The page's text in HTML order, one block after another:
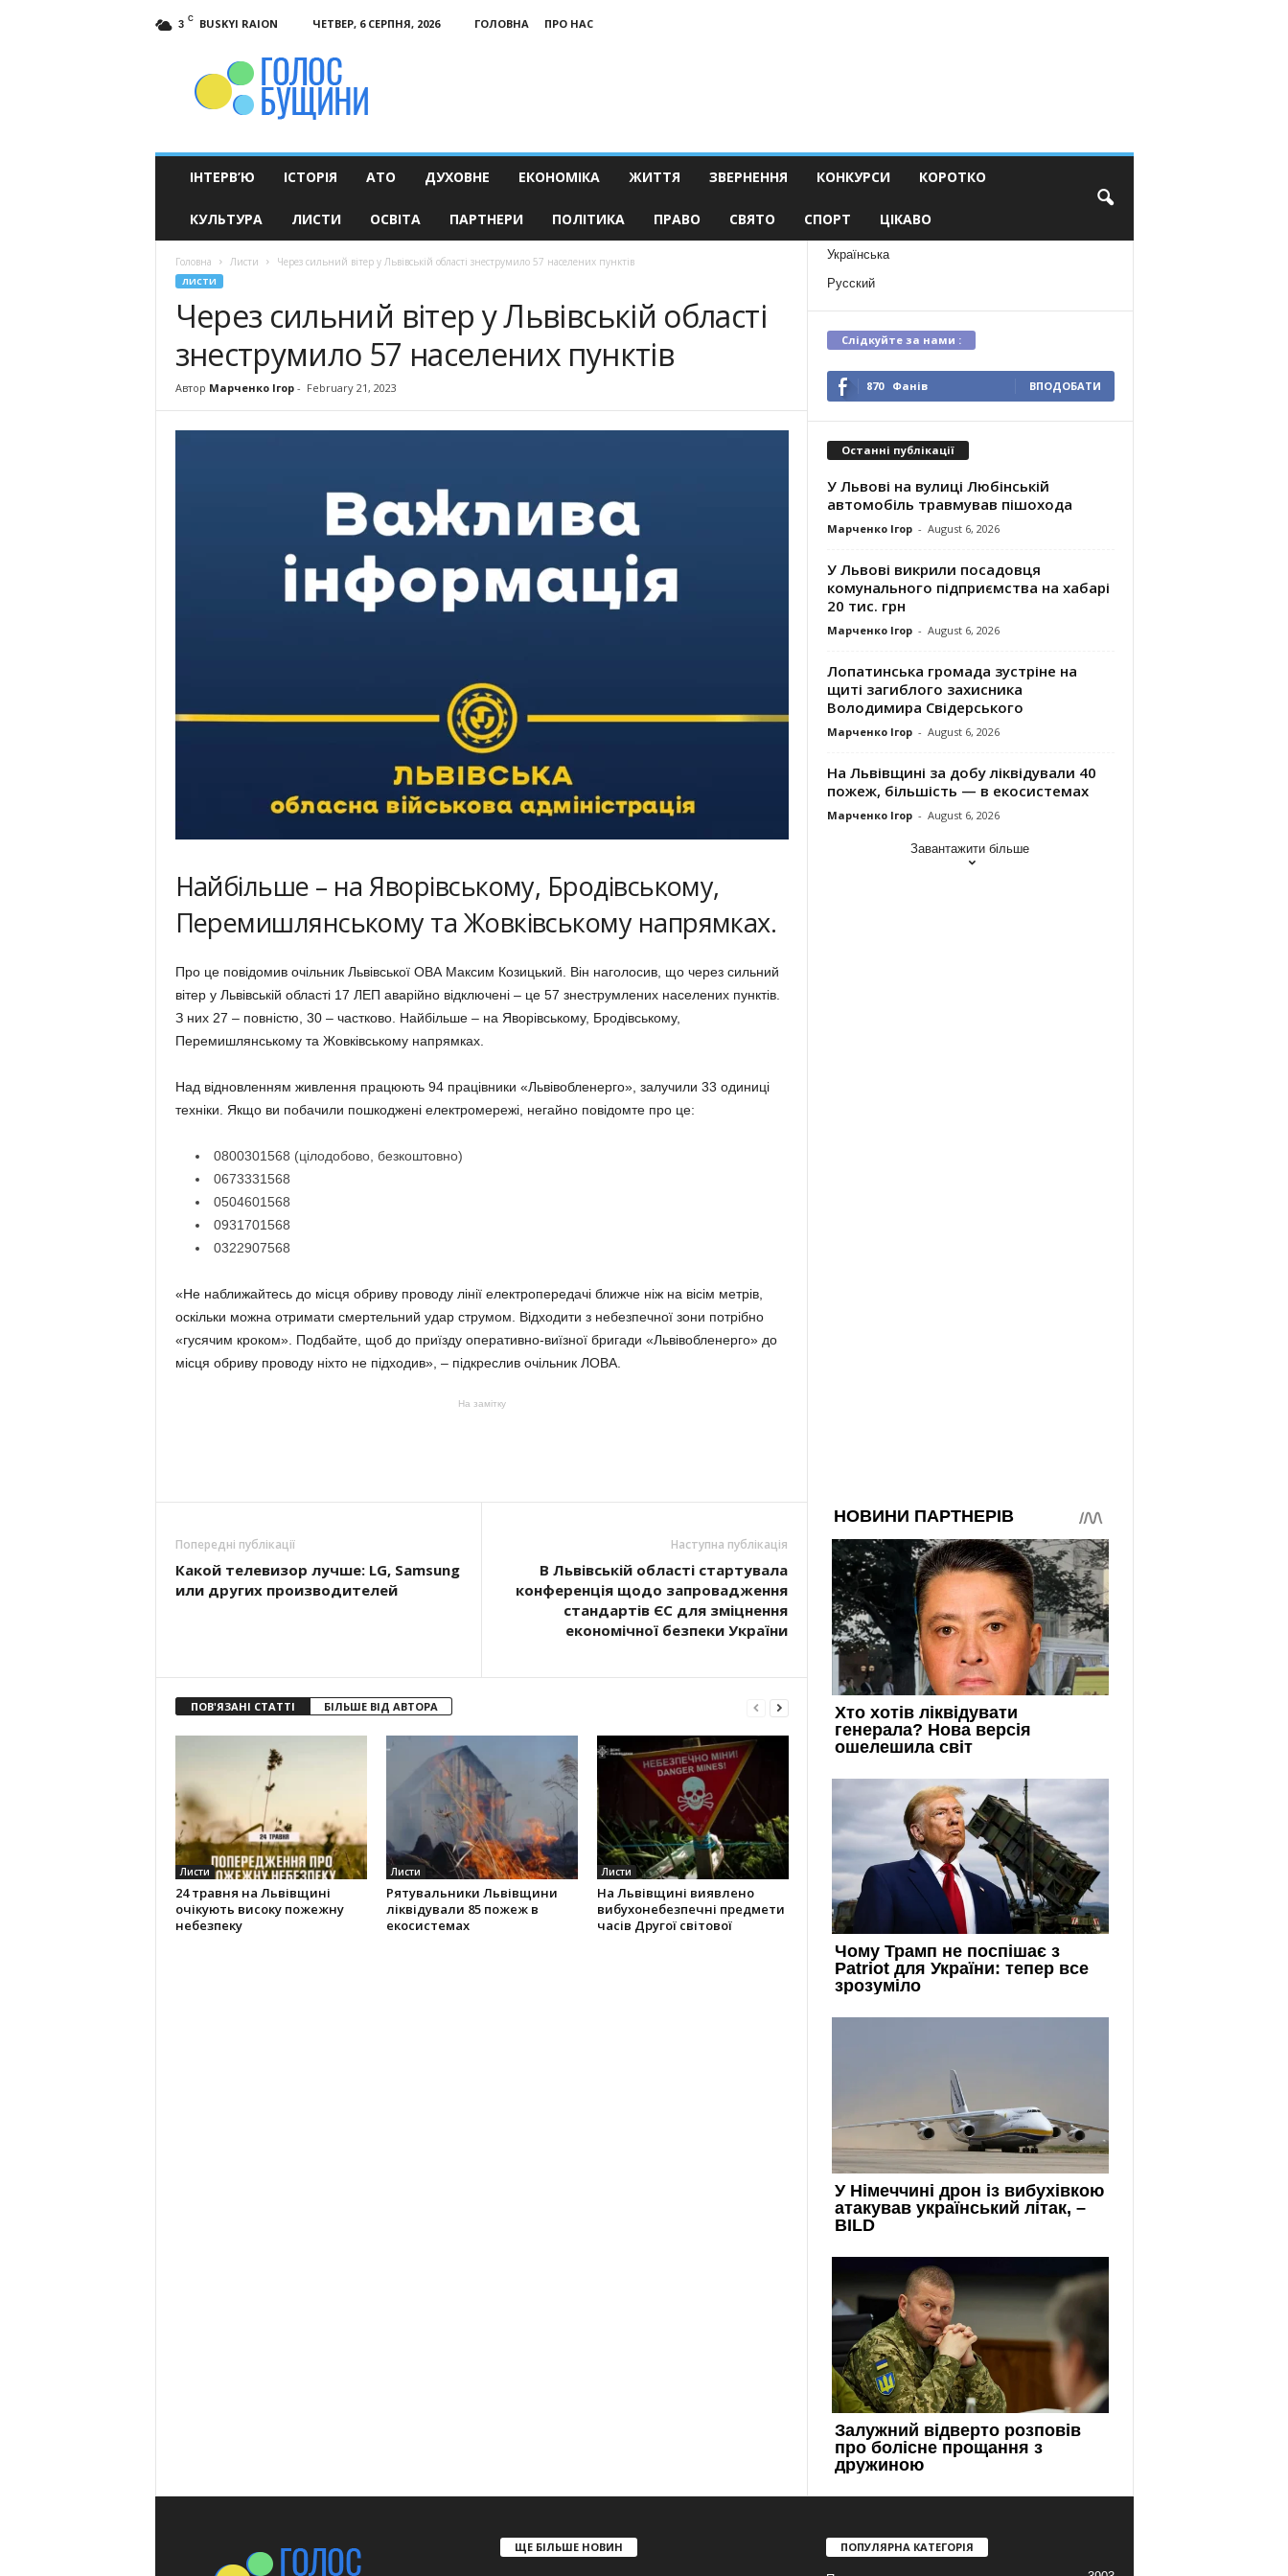
3 C BUSKYI RAION ЧЕТВЕР, 6 СЕРПНЯ, 2026 ГОЛОВНА
ПРО НАС
ІНТЕРВ’Ю ІСТОРІЯ АТО ДУХОВНЕ ЕКОНОМІКА ЖИТТЯ ЗВЕРНЕННЯ КОНКУРСИ КОРОТКО
КУЛЬТУРА ЛИСТИ ОСВІТА ПАРТНЕРИ ПОЛІТИКА ПРАВО СВЯТО СПОРТ ЦІКАВО
Головна Листи Через сильний вітер у Львівській області знеструмило 57 населених пунктів
ЛИСТИ
Через сильний вітер у Львівській області
знеструмило 57 населених пунктів
Автор Марченко Ігор- February 21, 2023
Найбільше – на Яворівському, Бродівському,
Перемишлянському та Жовківському напрямках.
Про це повідомив очільник Львівської ОВА Максим Козицький. Він наголосив, що через сильний
вітер у Львівській області 17 ЛЕП аварійно відключені – це 57 знеструмлених населених пунктів.
З них 27 – повністю, 30 – частково. Найбільше – на Яворівському, Бродівському,
Перемишлянському та Жовківському напрямках.
Над відновленням живлення працюють 94 працівники «Львівобленерго», залучили 33 одиниці
техніки. Якщо ви побачили пошкоджені електромережі, негайно повідомте про це:
0800301568 (цілодобово, безкоштовно)
0673331568
0504601568
0931701568
0322907568
«Не наближайтесь до місця обриву проводу лінії електропередачі ближче ніж на вісім метрів,
оскільки можна отримати смертельний удар струмом. Відходити з небезпечної зони потрібно
«гусячим кроком». Подбайте, щоб до приїзду оперативно-виїзної бригади «Львівобленерго» до
місця обриву проводу ніхто не підходив», – підкреслив очільник ЛОВА.
На замітку
Попередні публікації
Какой телевизор лучше: LG, Samsung
или других производителей
Наступна публікація
В Львівській області стартувала
конференція щодо запровадження
стандартів ЄС для зміцнення
економічної безпеки України
ПОВ'ЯЗАНІ СТАТТІ БІЛЬШЕ ВІД АВТОРА
Листи
24 травня на Львівщині
очікують високу пожежну
небезпеку
Листи
Рятувальники Львівщини
ліквідували 85 пожеж в
екосистемах
Листи
На Львівщині виявлено
вибухонебезпечні предмети
часів Другої світової
Українська
Русский
Слідкуйте за нами :
870 Фанів ВПОДОБАТИ
Останні публікації
У Львові на вулиці Любінській
автомобіль травмував пішохода
Марченко Ігор - August 6, 2026
У Львові викрили посадовця
комунального підприємства на хабарі
20 тис. грн
Марченко Ігор - August 6, 2026
Лопатинська громада зустріне на
щиті загиблого захисника
Володимира Свідерського
Марченко Ігор - August 6, 2026
На Львівщині за добу ліквідували 40
пожеж, більшість — в екосистемах
Марченко Ігор - August 6, 2026
Завантажити більше
ЩЕ БІЛЬШЕ НОВИН ПОПУЛЯРНА КАТЕГОРІЯ